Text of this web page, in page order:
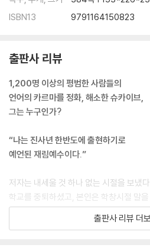
인생은 정직하고 노력은 배신하지 않는다
운명은 아직 결정되지 않았다
나는 책을 써서 운명을 바꿨다
〈시크릿 에피소드 - 우리는 가슴이 시키는
일곱 번째 시크릿(Secret) - 초점을 미래
끝에서 시작하기, 단번에 정상에 올라서라
가난한 현실보다 가난한 생각이 더 위험하
누구도 대체할 수 없는 존재가 되라
ISBN13
9791164150823
출판사 리뷰
1,200명 이상의 평범한 사람들의
언어의 카르마를 정화, 해소한 슈카이브,
그는 누구인가?
“나는 진사년 한반도에 출현하기로
예언된 재림예수이다.”
저자는 내세울 것 하나 없는 시절을 보냈
학교를 중퇴하셨고, 본인은 학창시절 말
겨우겨우 2년제를 졸업했다. 시인의 꿈을
사로부터 500번 가까이 퇴짜를 맞았다.
출판사 리뷰 더